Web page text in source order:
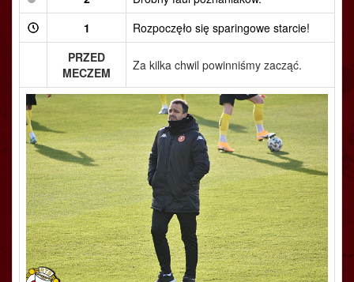
1
Rozpoczęło się sparingowe starcie!
PRZED
MECZEM
Za kilka chwil powinniśmy zacząć.